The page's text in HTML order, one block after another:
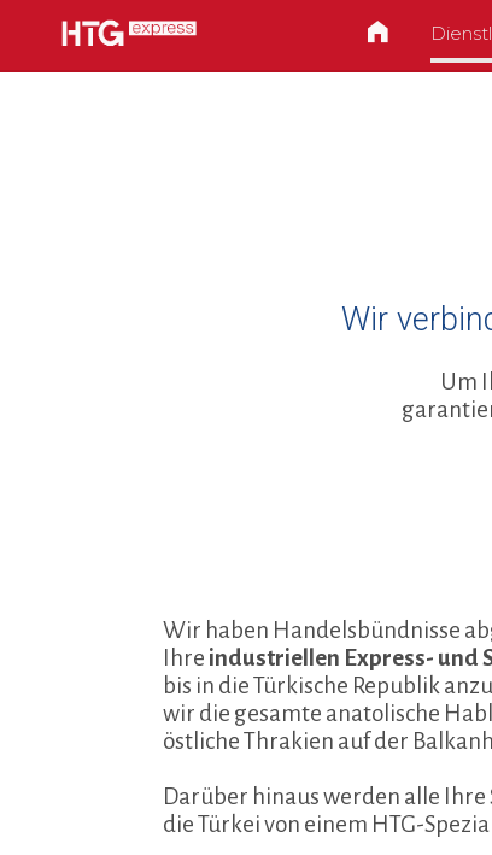
Wir
Um
Wir haben Handelsbündnisse
Ihre industriellen Express- und
bis in die Türkische Republik
wir die gesamte anatolische
östliche Thrakien auf der
Darüber hinaus werden alle Ihre
die Türkei von einem HTG-